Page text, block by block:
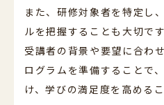
また、研修対象者を特定し
ルを把握することも大切です
受講者の背景や要望に合わ
ログラムを準備することで
け、学びの満足度を高める